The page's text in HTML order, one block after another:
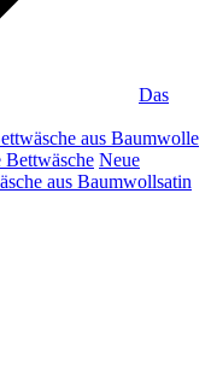
Das
aus Baumwolle
Bettwäsche Neue
aus Baumwollsatin